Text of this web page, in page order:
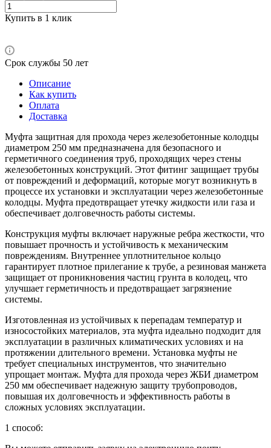
Купить в 1 клик
Срок службы 50 лет
Описание
Как купить
Оплата
Доставка
Муфта защитная для прохода через железобетонные колодцы
диаметром 250 мм предназначена для безопасного и
герметичного соединения труб, проходящих через стены
железобетонных конструкций. Этот фитинг защищает трубы
от повреждений и деформаций, которые могут возникнуть в
процессе их установки и эксплуатации через железобетонные
колодцы. Муфта предотвращает утечку жидкости или газа и
обеспечивает долговечность работы системы.
Конструкция муфты включает наружные ребра жесткости, что
повышает прочность и устойчивость к механическим
повреждениям. Внутреннее уплотнительное кольцо
гарантирует плотное прилегание к трубе, а резиновая манжета
защищает от проникновения частиц грунта в колодец, что
улучшает герметичность и предотвращает загрязнение
системы.
Изготовленная из устойчивых к перепадам температур и
износостойких материалов, эта муфта идеально подходит для
эксплуатации в различных климатических условиях и на
протяжении длительного времени. Установка муфты не
требует специальных инструментов, что значительно
упрощает монтаж. Муфта для прохода через ЖБИ диаметром
250 мм обеспечивает надежную защиту трубопроводов,
повышая их долговечность и эффективность работы в
сложных условиях эксплуатации.
1 способ: